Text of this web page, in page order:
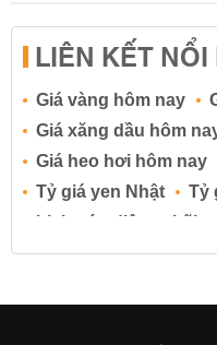
LIÊN KẾT
Giá vàng hôm nay
Giá xăng dầu hôm
Giá heo hơi hôm nay
Tỷ giá yen Nhật
Tỷ
Lịch cúp điện
Lãi
Lãi suất tiết kiệm